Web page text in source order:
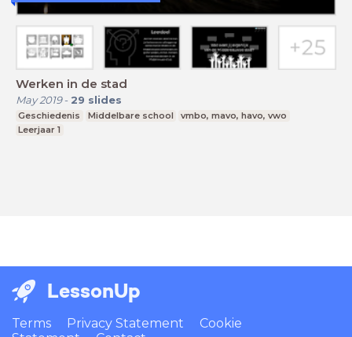
Werken in de stad
May 2019- 29 slides
Geschiedenis Middelbare school
vmbo, mavo, havo, vwo
Leerjaar 1
LessonUp
Terms Privacy Statement
Cookie